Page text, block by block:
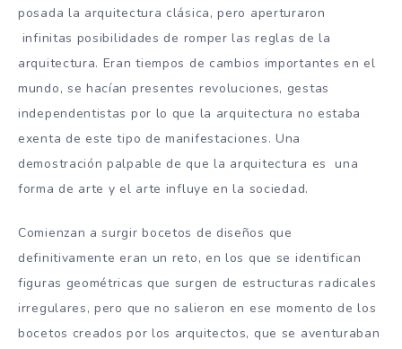
posada la arquitectura clásica, pero aperturaron
infinitas posibilidades de romper las reglas de la
arquitectura. Eran tiempos de cambios importantes en el
mundo, se hacían presentes revoluciones, gestas
independentistas por lo que la arquitectura no estaba
exenta de este tipo de manifestaciones. Una
demostración palpable de que la arquitectura es una
forma de arte y el arte influye en la sociedad.
Comienzan a surgir bocetos de diseños que
definitivamente eran un reto, en los que se identifican
figuras geométricas que surgen de estructuras radicales
irregulares, pero que no salieron en ese momento de los
bocetos creados por los arquitectos, que se aventuraban